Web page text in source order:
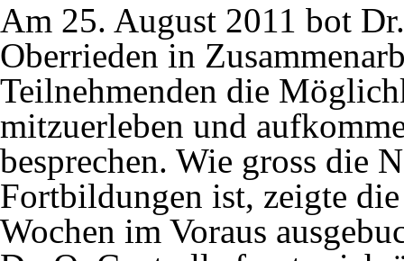
Am 25. August 2011 bot
Oberrieden in
Teilnehmenden die
mitzuerleben und
besprechen. Wie gross die
Fortbildungen ist, zeigte die
Wochen im Voraus